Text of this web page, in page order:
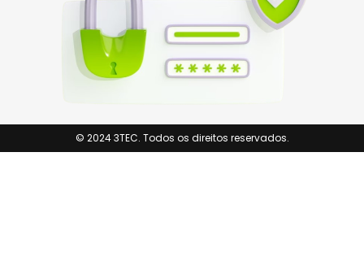
© 2024 3TEC. Todos os direitos reservados.